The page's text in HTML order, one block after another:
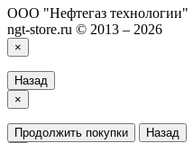
ООО "Нефтегаз технологии"
ngt-store.ru © 2013 – 2026
×
Назад
×
Продолжить покупки Назад